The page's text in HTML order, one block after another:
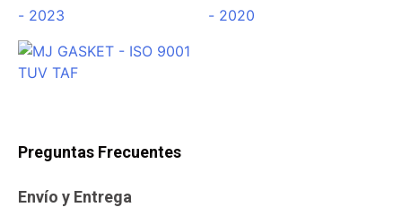
Preguntas Frecuentes
Envío y Entrega